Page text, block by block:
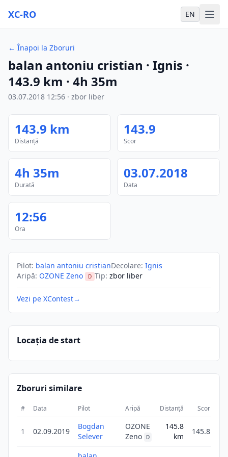
XC-RO EN
← Înapoi la Zboruri
balan antoniu cristian · Ignis ·
143.9 km · 4h 35m
03.07.2018 12:56 · zbor liber
143.9 km
Distanță
143.9
Scor
4h 35m
Durată
03.07.2018
Data
12:56
Ora
Pilot: balan antoniu cristianDecolare: Ignis
Aripă: OZONE Zeno D Tip: zbor liber
Vezi pe XContest→
Locația de start
Zboruri similare
# Data Pilot Aripă Distanță Scor
1 02.09.2019
Bogdan
Selever
OZONE
Zeno
D
145.8
km
145.8